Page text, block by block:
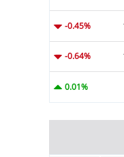
-0.45%
-0.64%
0.01%